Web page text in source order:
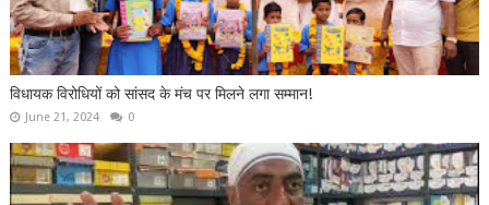
विधायक विरोधियों को सांसद के मंच पर मिलने लगा सम्मान!
June 21, 2024 0